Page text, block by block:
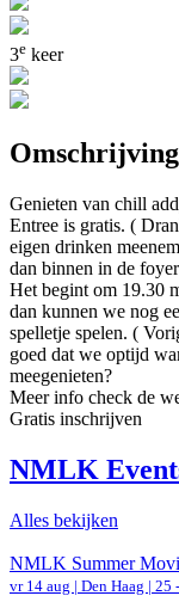
3e keer
Omschrijving
Genieten van chill
Entree is gratis. (
eigen drinken
dan binnen in de
Het begint om 19.30
dan kunnen we nog
spelletje spelen. (
goed dat we optijd
meegenieten?
Meer info check de
Gratis inschrijven
NMLK
Alles bekijken
NMLK Summer
vr 14 aug | Den Haag | 25